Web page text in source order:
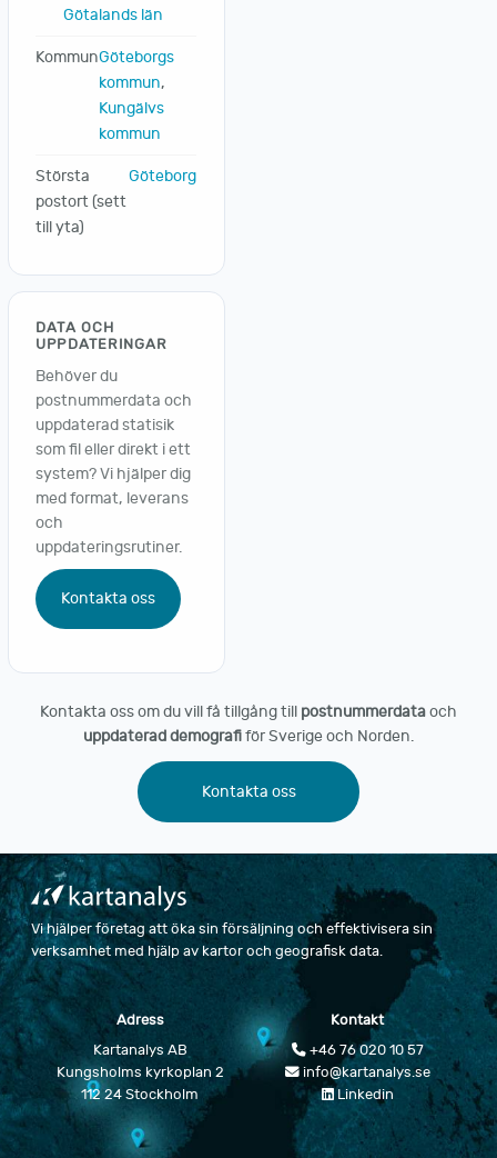
Götalands län
KommunGöteborgs
kommun,
Kungälvs
kommun
Största
postort (sett
till yta)
Göteborg
DATA OCH
UPPDATERINGAR
Behöver du
postnummerdata och
uppdaterad statisik
som fil eller direkt i ett
system? Vi hjälper dig
med format, leverans
och
uppdateringsrutiner.
Kontakta oss
Kontakta oss om du vill få tillgång till postnummerdataoch
uppdaterad demografiför Sverige och Norden.
Kontakta oss
Vi hjälper företag att öka sin försäljning och effektivisera sin
verksamhet med hjälp av kartor och geografisk data.
Adress
Kartanalys AB
Kungsholms kyrkoplan 2
112 24 Stockholm
Kontakt
+46 76 020 10 57
info@kartanalys.se
Linkedin